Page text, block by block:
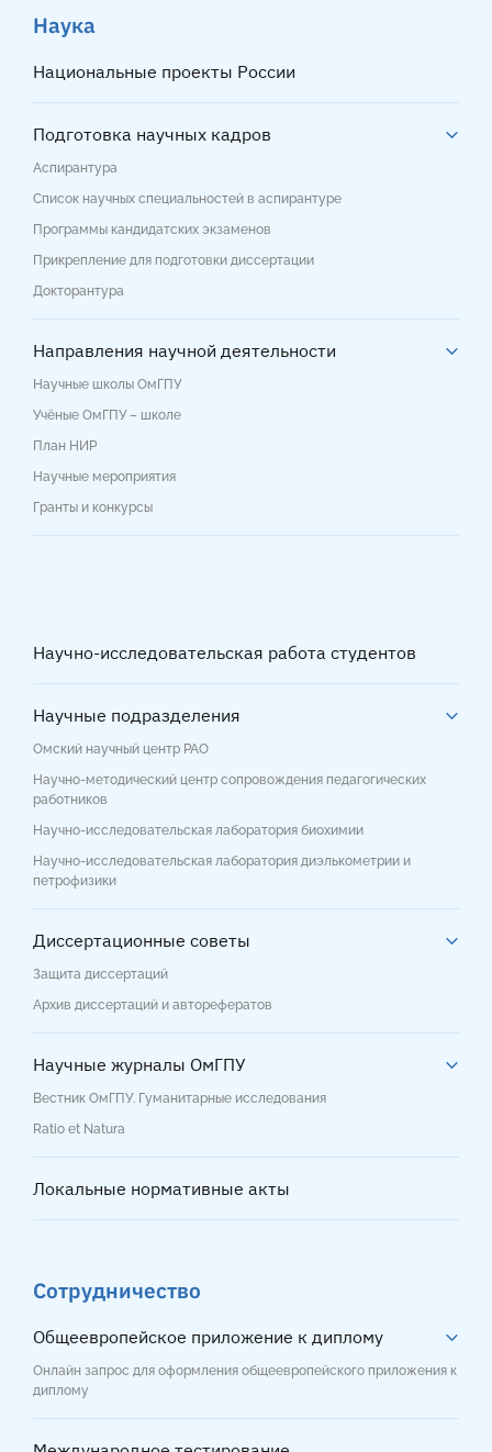
Наука
Национальные проекты России
Подготовка научных кадров
Аспирантура
Список научных специальностей в аспирантуре
Программы кандидатских экзаменов
Прикрепление для подготовки диссертации
Докторантура
Направления научной деятельности
Научные школы ОмГПУ
Учёные ОмГПУ – школе
План НИР
Научные мероприятия
Гранты и конкурсы
Научно-исследовательская работа студентов
Научные подразделения
Омский научный центр РАО
Научно-методический центр сопровождения педагогических
работников
Научно-исследовательская лаборатория биохимии
Научно-исследовательская лаборатория диэлькометрии и
петрофизики
Диссертационные советы
Защита диссертаций
Архив диссертаций и авторефератов
Научные журналы ОмГПУ
Вестник ОмГПУ. Гуманитарные исследования
Ratio et Natura
Локальные нормативные акты
Сотрудничество
Общеевропейское приложение к диплому
Онлайн запрос для оформления общеевропейского приложения к
диплому